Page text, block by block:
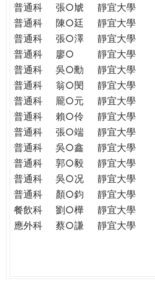
普通科
張○虓 靜宜大學
普通科
陳○廷 靜宜大學
普通科
張○澤 靜宜大學
普通科
廖○ 靜宜大學
普通科
吳○勳 靜宜大學
普通科
翁○閔 靜宜大學
普通科
龎○元 靜宜大學
普通科
賴○伶 靜宜大學
普通科
張○端 靜宜大學
普通科
吳○鑫 靜宜大學
普通科
郭○毅 靜宜大學
普通科
吳○况 靜宜大學
普通科
顏○鈞 靜宜大學
餐飲科
劉○樺 靜宜大學
應外科
蔡○謙 靜宜大學